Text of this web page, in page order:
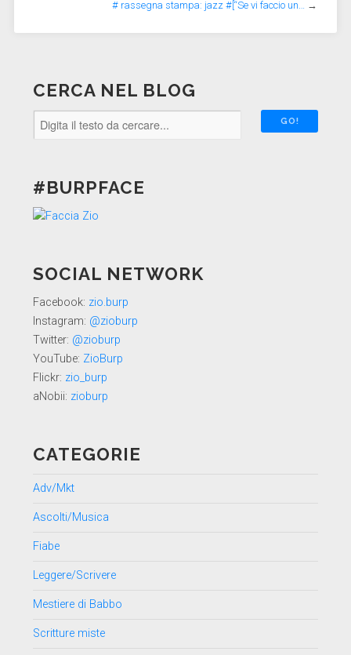
# rassegna stampa: jazz #[“Se vi faccio un… →
CERCA NEL BLOG
#BURPFACE
SOCIAL NETWORK
Facebook: zio.burp
Instagram: @zioburp
Twitter: @zioburp
YouTube: ZioBurp
Flickr: zio_burp
aNobii: zioburp
CATEGORIE
Adv/Mkt
Ascolti/Musica
Fiabe
Leggere/Scrivere
Mestiere di Babbo
Scritture miste